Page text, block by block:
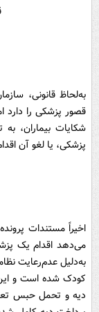
به‌لحاظ قانونی،
قصور پزشکی را دارد
شکایات بیماران، به
پزشکی، یا لغو آن
اخیراً مستندات
می‌دهد اقدام یک
به‌دلیل عدم‌رعایت
کودک شده است و
دیه و تحمل حبس